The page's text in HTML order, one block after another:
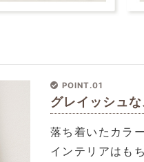
POINT.01
グレイッシュ
落ち着いたカラ
インテリアはも